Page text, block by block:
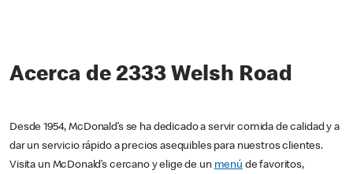
Acerca de 2333 Welsh Road
Desde 1954, McDonald’s se ha dedicado a servir comida de calidad y a
dar un servicio rápido a precios asequibles para nuestros clientes.
Visita un McDonald’s cercano y elige de un menú de favoritos,